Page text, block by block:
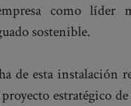
como líder
sostenible.
de esta instalación
estratégico